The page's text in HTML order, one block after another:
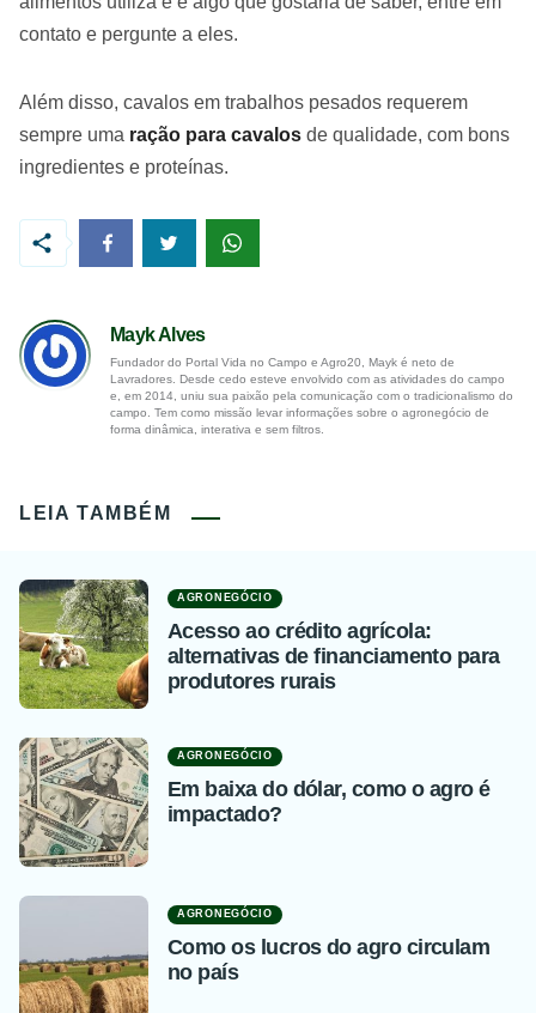
contato e pergunte a eles.
Além disso, cavalos em trabalhos pesados ​​requerem
sempre uma ração para cavalos de qualidade, com bons
ingredientes e proteínas.
Mayk Alves
Fundador do Portal Vida no Campo e Agro20, Mayk é neto de
Lavradores. Desde cedo esteve envolvido com as atividades do campo
e, em 2014, uniu sua paixão pela comunicação com o tradicionalismo do
campo. Tem como missão levar informações sobre o agronegócio de
forma dinâmica, interativa e sem filtros.
LEIA TAMBÉM
AGRONEGÓCIO
Acesso ao crédito agrícola:
alternativas de financiamento para
produtores rurais
AGRONEGÓCIO
Em baixa do dólar, como o agro é
impactado?
AGRONEGÓCIO
Como os lucros do agro circulam
no país